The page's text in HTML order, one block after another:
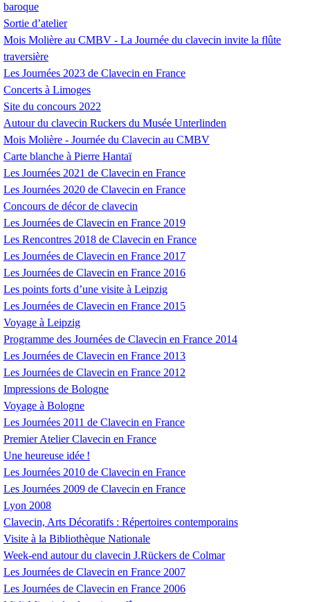
baroque
Sortie d’atelier
Mois Molière au CMBV - La Journée du clavecin invite la flûte
traversière
Les Journées 2023 de Clavecin en France
Concerts à Limoges
Site du concours 2022
Autour du clavecin Ruckers du Musée Unterlinden
Mois Molière - Journée du Clavecin au CMBV
Carte blanche à Pierre Hantaï
Les Journées 2021 de Clavecin en France
Les Journées 2020 de Clavecin en France
Concours de décor de clavecin
Les Journées de Clavecin en France 2019
Les Rencontres 2018 de Clavecin en France
Les Journées de Clavecin en France 2017
Les Journées de Clavecin en France 2016
Les points forts d’une visite à Leipzig
Les Journées de Clavecin en France 2015
Voyage à Leipzig
Programme des Journées de Clavecin en France 2014
Les Journées de Clavecin en France 2013
Les Journées de Clavecin en France 2012
Impressions de Bologne
Voyage à Bologne
Les Journées 2011 de Clavecin en France
Premier Atelier Clavecin en France
Une heureuse idée !
Les Journées 2010 de Clavecin en France
Les Journées 2009 de Clavecin en France
Lyon 2008
Clavecin, Arts Décoratifs : Répertoires contemporains
Visite à la Bibliothèque Nationale
Week-end autour du clavecin J.Rückers de Colmar
Les Journées de Clavecin en France 2007
Les Journées de Clavecin en France 2006